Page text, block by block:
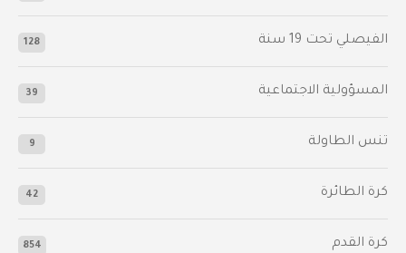
الفيصلي‬⁩ تحت 19 سنة 128
المسؤولية الاجتماعية 39
تنس الطاولة 9
كرة الطائرة 42
كرة القدم 854